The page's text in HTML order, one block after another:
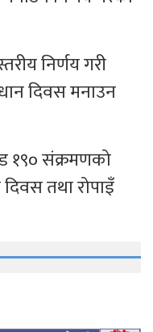
निर्णय गरी
दिवस मनाउन
१९० संक्रमणको
दिवस तथा रोपाइँ